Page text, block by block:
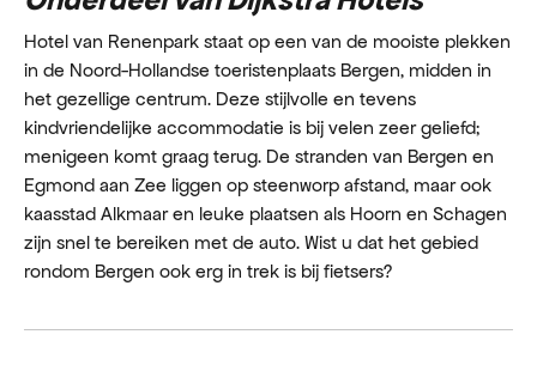
Hotel van Renenpark staat op een van de mooiste plekken
in de Noord-Hollandse toeristenplaats Bergen, midden in
het gezellige centrum. Deze stijlvolle en tevens
kindvriendelijke accommodatie is bij velen zeer geliefd;
menigeen komt graag terug. De stranden van Bergen en
Egmond aan Zee liggen op steenworp afstand, maar ook
kaasstad Alkmaar en leuke plaatsen als Hoorn en Schagen
zijn snel te bereiken met de auto. Wist u dat het gebied
rondom Bergen ook erg in trek is bij fietsers?